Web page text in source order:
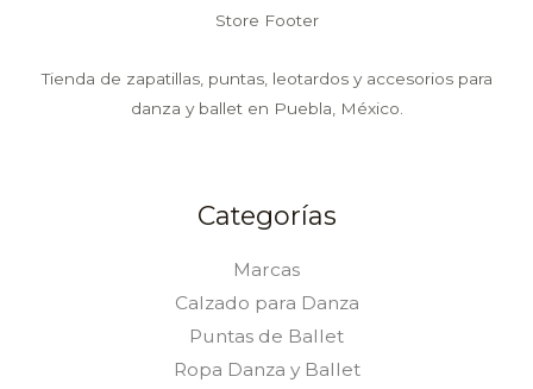
Tienda de zapatillas, puntas, leotardos y accesorios para
danza y ballet en Puebla, México.
Categorías
Marcas
Calzado para Danza
Puntas de Ballet
Ropa Danza y Ballet